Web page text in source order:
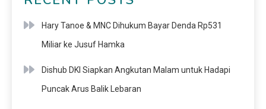
Hary Tanoe & MNC Dihukum Bayar Denda Rp531
Miliar ke Jusuf Hamka
Dishub DKI Siapkan Angkutan Malam untuk Hadapi
Puncak Arus Balik Lebaran